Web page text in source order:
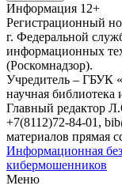
Информация 12+
Регистрационный
г. Федеральной
информационных
(Роскомнадзор).
Учредитель – ГБУК
научная
Главный редактор
+7(8112)72-84-01,
материалов прямая
Информационная
кибермошенников
Меню